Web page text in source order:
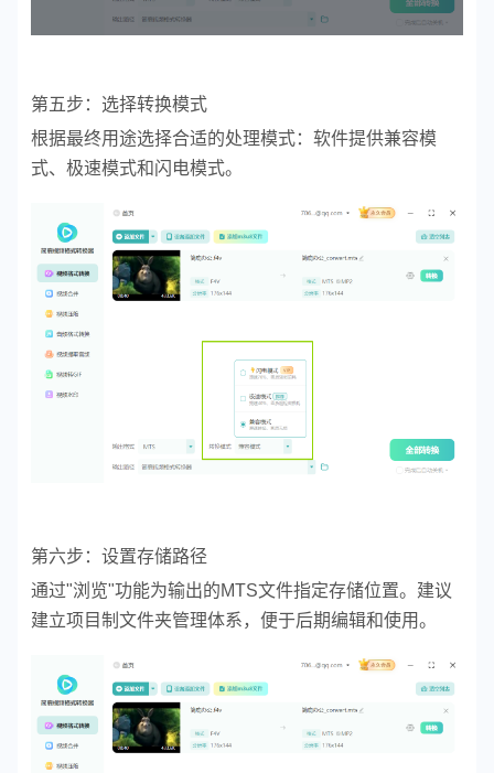
第五步：选择转换模式
根据最终用途选择合适的处理模式：软件提供兼容模
式、极速模式和闪电模式。
第六步：设置存储路径
通过"浏览"功能为输出的MTS文件指定存储位置。建议
建立项目制文件夹管理体系，便于后期编辑和使用。